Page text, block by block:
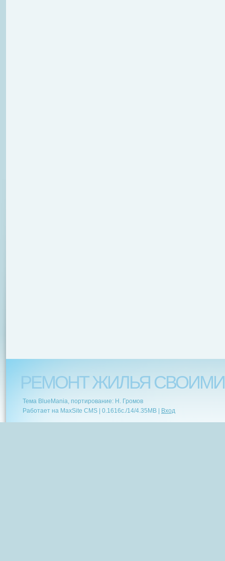
РЕМОНТ ЖИЛЬЯ
Тема BlueMania, портирование: Н. Громов
Работает на MaxSite CMS | 0.1616c./14/4.35MB | Вход